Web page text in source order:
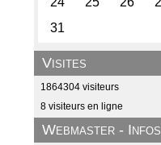
Visites
1864304 visiteurs
8 visiteurs en ligne
Webmaster - Infos